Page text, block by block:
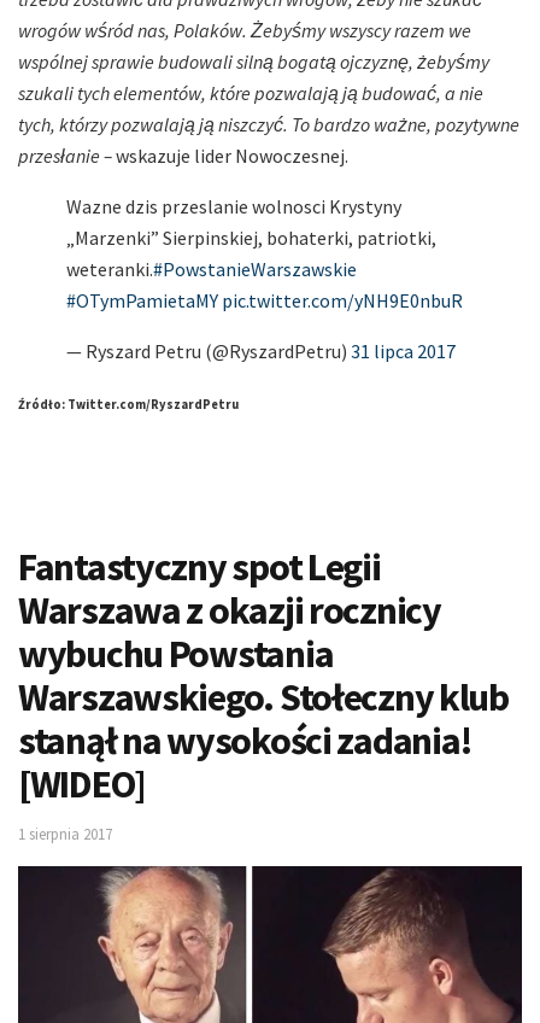
wrogów wśród nas, Polaków. Żebyśmy wszyscy razem we
wspólnej sprawie budowali silną bogatą ojczyznę, żebyśmy
szukali tych elementów, które pozwalają ją budować, a nie
tych, którzy pozwalają ją niszczyć. To bardzo ważne, pozytywne
przesłanie –wskazuje lider Nowoczesnej.
Wazne dzis przeslanie wolnosci Krystyny
„Marzenki” Sierpinskiej, bohaterki, patriotki,
weteranki.#PowstanieWarszawskie
#OTymPamietaMY pic.twitter.com/yNH9E0nbuR
— Ryszard Petru (@RyszardPetru) 31 lipca 2017
Źródło: Twitter.com/RyszardPetru
Fantastyczny spot Legii
Warszawa z okazji rocznicy
wybuchu Powstania
Warszawskiego. Stołeczny klub
stanął na wysokości zadania!
[WIDEO]
1 sierpnia 2017